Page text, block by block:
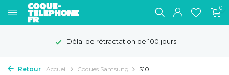
0
Délai de rétractation de 100 jours
Retour Accueil Coques Samsung S10